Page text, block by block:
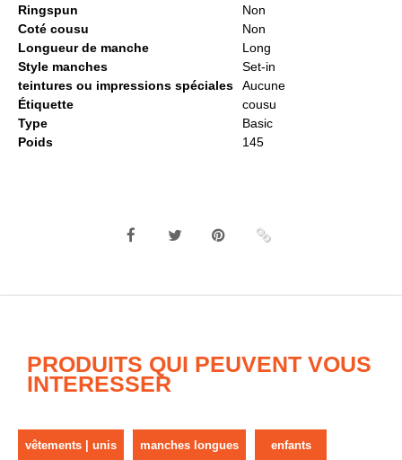
Ringspun
Non
Coté cousu
Non
Longueur de manche
Long
Style manches
Set-in
teintures ou impressions spéciales
Aucune
Étiquette
cousu
Type
Basic
Poids
145
PRODUITS QUI PEUVENT VOUS
INTERESSER
vêtements | unis manches longues enfants